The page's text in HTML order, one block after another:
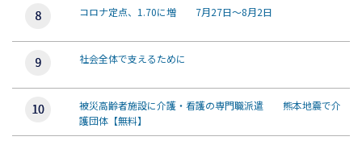
コロナ定点、1.70に増 7月27日～8月2日
社会全体で支えるために
被災高齢者施設に介護・看護の専門職派遣 熊本地震で介
護団体【無料】